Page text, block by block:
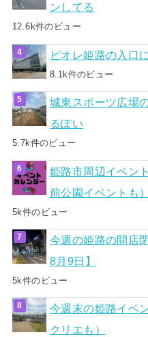
ンしてる
12.6k件のビュー
ピオレ姫路の入口
8.1k件のビュー
城東スポーツ広場
るぽい
5.7k件のビュー
姫路市周辺イベン
前公園イベントも）
5k件のビュー
今週の姫路の開店
8月9日】
5k件のビュー
今週末の姫路イベ
クリエも）